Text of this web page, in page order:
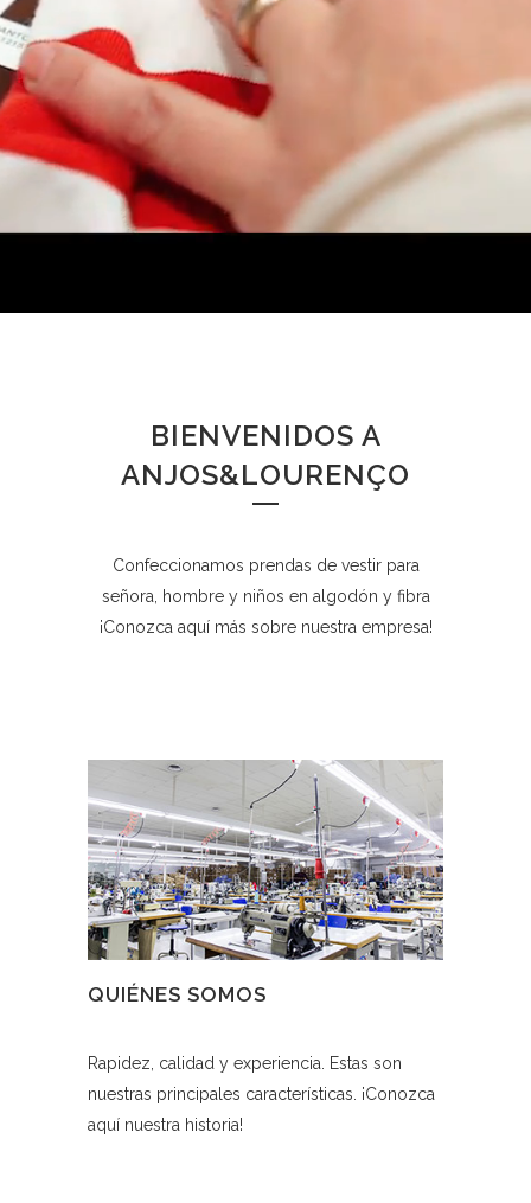
BIENVENIDOS A
ANJOS&LOURENÇO
Confeccionamos prendas de vestir para
señora, hombre y niños en algodón y fibra
¡Conozca aquí más sobre nuestra empresa!
QUIÉNES SOMOS
Rapidez, calidad y experiencia. Estas son
nuestras principales características. ¡Conozca
aquí nuestra historia!